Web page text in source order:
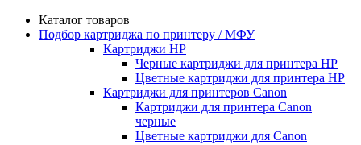
Каталог товаров
Подбор картриджа по принтеру / МФУ
Картриджи HP
Черные картриджи для принтера HP
Цветные картриджи для принтера HP
Картриджи для принтеров Сanon
Картриджи для принтера Сanon
черные
Цветные картриджи для Сanon